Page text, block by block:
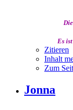
Es
Zitieren
Inhalt
Zum
Jonna